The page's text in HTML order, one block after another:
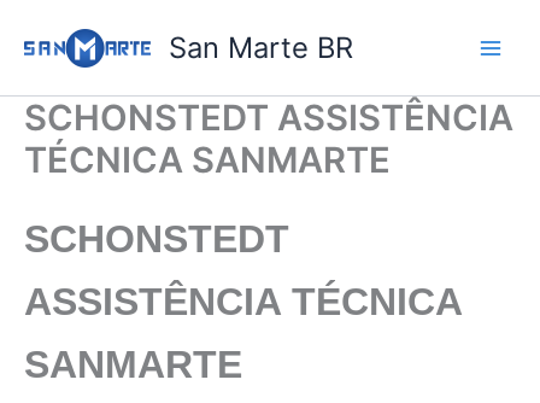
para
conteúdo
San Marte BR
SCHONSTEDT ASSISTÊNCIA
TÉCNICA SANMARTE
SCHONSTEDT
ASSISTÊNCIA TÉCNICA
SANMARTE